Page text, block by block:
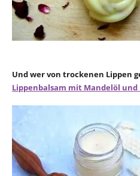
Und wer von trockenen Lippen
Lippenbalsam mit Mandelöl und